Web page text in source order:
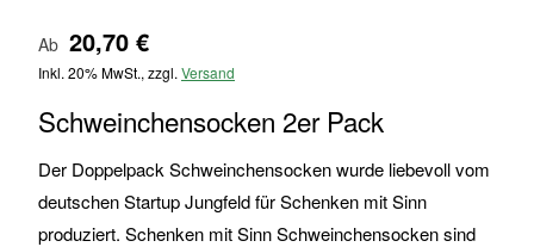
Ab 20,70 €
Inkl. 20% MwSt., zzgl. Versand
Schweinchensocken 2er Pack
Der Doppelpack Schweinchensocken wurde liebevoll vom
deutschen Startup Jungfeld für Schenken mit Sinn
produziert. Schenken mit Sinn Schweinchensocken sind